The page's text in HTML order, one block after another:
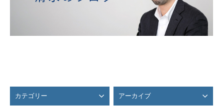
カテゴリー アーカイブ